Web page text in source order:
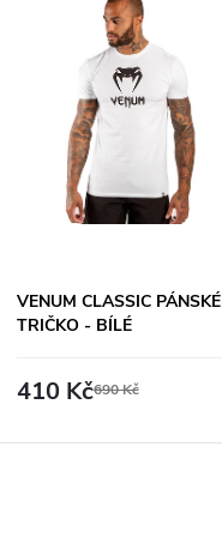
VENUM CLASSIC PÁNSKÉ
TRIČKO - BÍLÉ
410 Kč690 Kč